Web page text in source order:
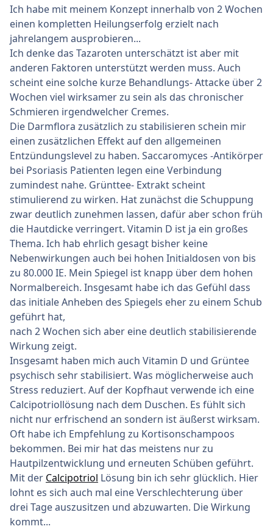
Ich habe mit meinem Konzept innerhalb von 2 Wochen
einen kompletten Heilungserfolg erzielt nach
jahrelangem ausprobieren...
Ich denke das Tazaroten unterschätzt ist aber mit
anderen Faktoren unterstützt werden muss. Auch
scheint eine solche kurze Behandlungs- Attacke über 2
Wochen viel wirksamer zu sein als das chronischer
Schmieren irgendwelcher Cremes.
Die Darmflora zusätzlich zu stabilisieren schein mir
einen zusätzlichen Effekt auf den allgemeinen
Entzündungslevel zu haben. Saccaromyces -Antikörper
bei Psoriasis Patienten legen eine Verbindung
zumindest nahe. Grünttee- Extrakt scheint
stimulierend zu wirken. Hat zunächst die Schuppung
zwar deutlich zunehmen lassen, dafür aber schon früh
die Hautdicke verringert. Vitamin D ist ja ein großes
Thema. Ich hab ehrlich gesagt bisher keine
Nebenwirkungen auch bei hohen Initialdosen von bis
zu 80.000 IE. Mein Spiegel ist knapp über dem hohen
Normalbereich. Insgesamt habe ich das Gefühl dass
das initiale Anheben des Spiegels eher zu einem Schub
geführt hat,
nach 2 Wochen sich aber eine deutlich stabilisierende
Wirkung zeigt.
Insgesamt haben mich auch Vitamin D und Grüntee
psychisch sehr stabilisiert. Was möglicherweise auch
Stress reduziert. Auf der Kopfhaut verwende ich eine
Calcipotriollösung nach dem Duschen. Es fühlt sich
nicht nur erfrischend an sondern ist äußerst wirksam.
Oft habe ich Empfehlung zu Kortisonschampoos
bekommen. Bei mir hat das meistens nur zu
Hautpilzentwicklung und erneuten Schüben geführt.
Mit der Calcipotriol Lösung bin ich sehr glücklich. Hier
lohnt es sich auch mal eine Verschlechterung über
drei Tage auszusitzen und abzuwarten. Die Wirkung
kommt...